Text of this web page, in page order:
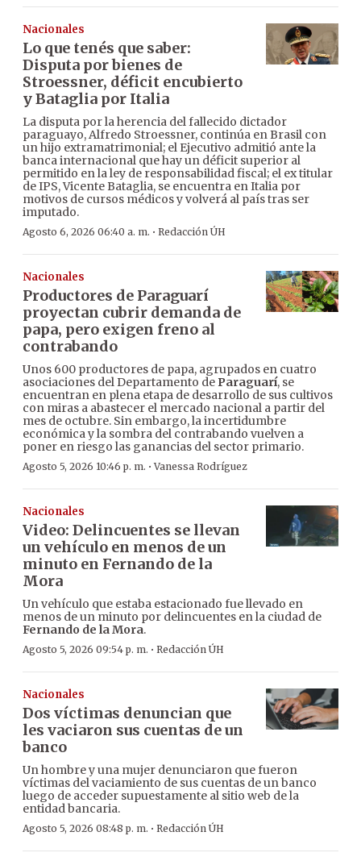
Nacionales
Lo que tenés que saber:
Disputa por bienes de
Stroessner, déficit encubierto
y Bataglia por Italia
La disputa por la herencia del fallecido dictador
paraguayo, Alfredo Stroessner, continúa en Brasil con
un hijo extramatrimonial; el Ejecutivo admitió ante la
banca internacional que hay un déficit superior al
permitido en la ley de responsabilidad fiscal; el ex titular
de IPS, Vicente Bataglia, se encuentra en Italia por
motivos de cursos médicos y volverá al país tras ser
imputado.
Agosto 6, 2026 06:40 a. m. · Redacción ÚH
Nacionales
Productores de Paraguarí
proyectan cubrir demanda de
papa, pero exigen freno al
contrabando
Unos 600 productores de papa, agrupados en cuatro
asociaciones del Departamento de Paraguarí, se
encuentran en plena etapa de desarrollo de sus cultivos
con miras a abastecer el mercado nacional a partir del
mes de octubre. Sin embargo, la incertidumbre
económica y la sombra del contrabando vuelven a
poner en riesgo las ganancias del sector primario.
Agosto 5, 2026 10:46 p. m. ·Vanessa Rodríguez
Nacionales
Video: Delincuentes se llevan
un vehículo en menos de un
minuto en Fernando de la
Mora
Un vehículo que estaba estacionado fue llevado en
menos de un minuto por delincuentes en la ciudad de
Fernando de la Mora.
Agosto 5, 2026 09:54 p. m. · Redacción ÚH
Nacionales
Dos víctimas denuncian que
les vaciaron sus cuentas de un
banco
Un hombre y una mujer denunciaron que fueron
víctimas del vaciamiento de sus cuentas de un banco
luego de acceder supuestamente al sitio web de la
entidad bancaria.
Agosto 5, 2026 08:48 p. m. · Redacción ÚH